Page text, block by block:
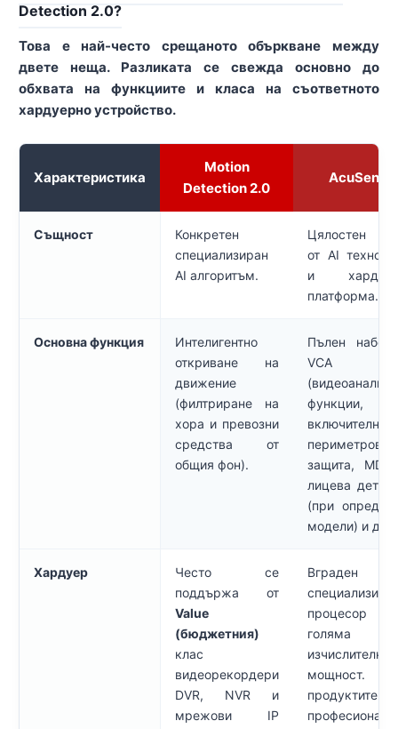
Detection 2.0?
Това е най-често срещаното объркване между
двете неща. Разликата се свежда основно до
обхвата на функциите и класа на съответното
хардуерно устройство.
Характеристика
Motion
Detection 2.0
AcuSense
Същност
Конкретен
специализиран
AI алгоритъм.
Цялостен
от AI
и
платформа.
Основна функция
Интелигентно
откриване на
движение
(филтриране на
хора и превозни
средства от
общия фон).
Пълен набор
VCA
(видеоанализ)
функции,
включително
периметрова
защита, MD
лицева
(при
модели) и др.
Хардуер
Често се
поддържа от
Value
(бюджетния)
клас
видеорекордери
DVR, NVR и
мрежови IP
Вграден
голяма
изчислителна
мощност.
продуктите